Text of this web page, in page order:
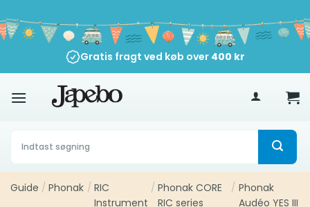
til
indhold
Gratis fragt ved køb over 400 kr
Søg
efter:
Guide / Phonak / RIC
Instrument
/ Phonak CORE
RIC series
/ Phonak
Audéo YES III